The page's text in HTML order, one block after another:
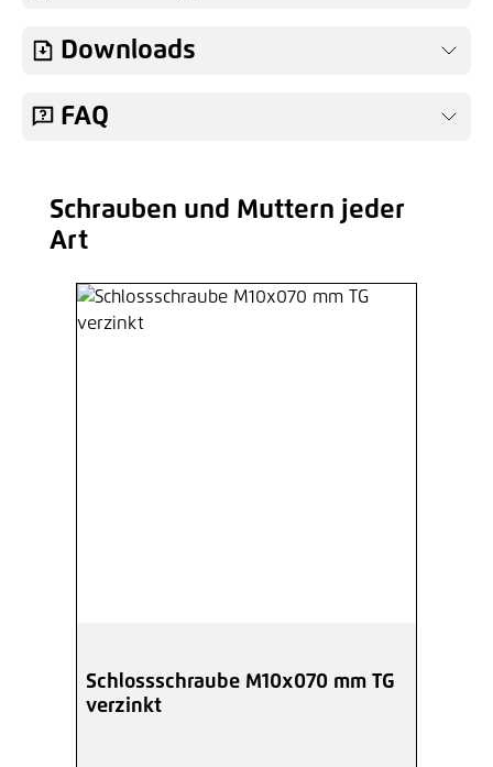
Downloads
FAQ
Produktgalerie überspringen
Schrauben und Muttern jeder
Art
Schlossschraube M10x070 mm TG
verzinkt